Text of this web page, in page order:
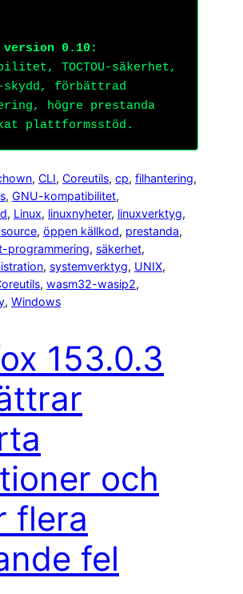
version 0.10:
TOCTOU-säkerhet,
skydd, förbättrad
högre prestanda
plattformsstöd.
, CLI, Coreutils, cp, filhantering
, GNU-kompatibilitet
, Linux, linuxnyheter, linuxverktyg
, öppen källkod, prestanda
programmering, säkerhet
, systemverktyg, UNIX
, wasm32-wasip2
, Windows
153.0.3
och
flera
fel